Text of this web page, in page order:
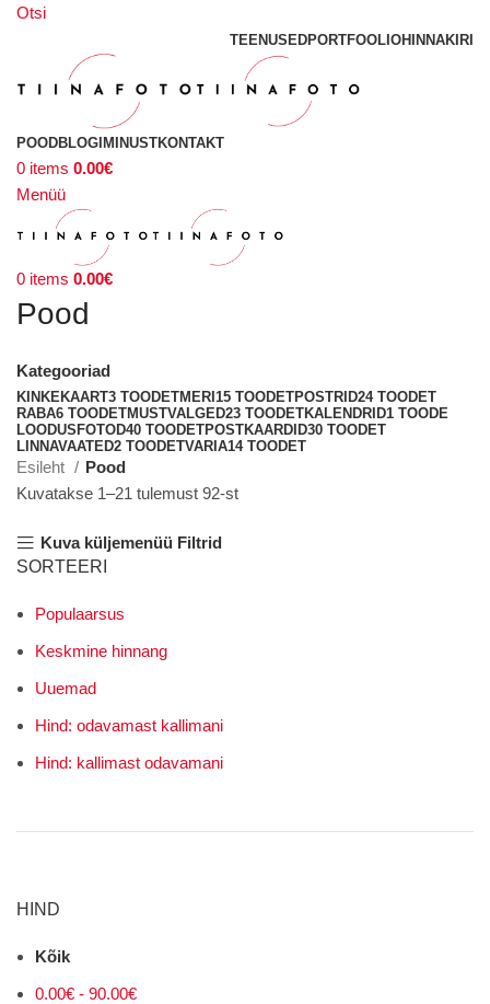
Otsi
TEENUSEDPORTFOOLIOHINNAKIRI
POODBLOGI MINUSTKONTAKT
0 items 0.00€
Menüü
0 items 0.00€
Pood
Kategooriad
KINKEKAART3 TOODETMERI 15 TOODETPOSTRID24 TOODET
RABA6 TOODETMUSTVALGED23 TOODETKALENDRID1 TOODE
LOODUSFOTOD40 TOODETPOSTKAARDID30 TOODET
LINNAVAATED2 TOODETVARIA14 TOODET
Esileht
Pood
Kuvatakse 1–21 tulemust 92-st
Kuva küljemenüü Filtrid
SORTEERI
Populaarsus
Keskmine hinnang
Uuemad
Hind: odavamast kallimani
Hind: kallimast odavamani
HIND
Kõik
0.00€ - 90.00€